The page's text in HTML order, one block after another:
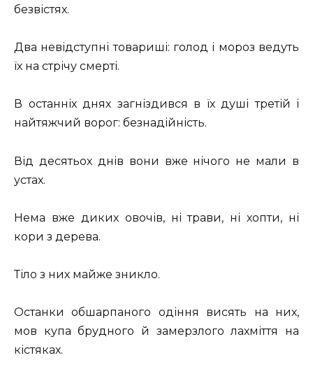
безвістях.
Два невідступні товариші: голод і мороз ведуть
їх на стрічу смерті.
В останніх днях загніздився в їх душі третій і
найтяжчий ворог: безнадійність.
Від десятьох днів вони вже нічого не мали в
устах.
Нема вже диких овочів, ні трави, ні хопти, ні
кори з дерева.
Тіло з них майже зникло.
Останки обшарпаного одіння висять на них,
мов купа брудного й замерзлого лахміття на
кістяках.